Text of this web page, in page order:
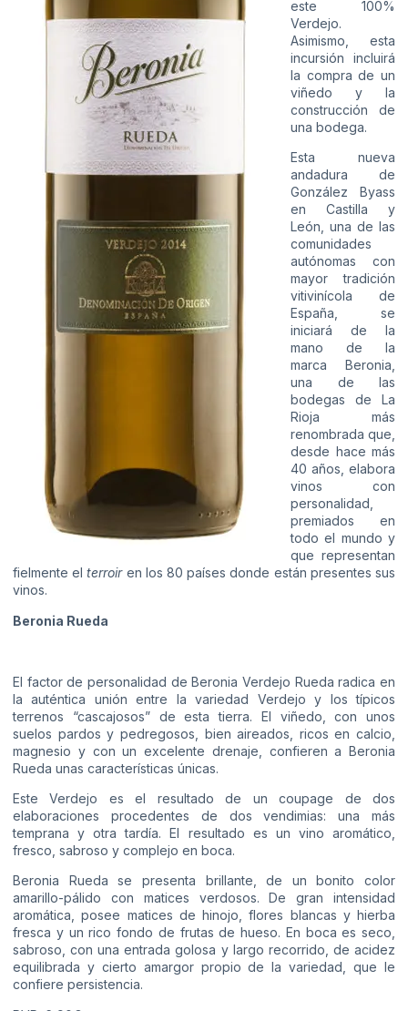
este 100%
Verdejo.
Asimismo, esta
incursión incluirá
la compra de un
viñedo y la
construcción de
una bodega.
Esta nueva
andadura de
González Byass
en Castilla y
León, una de las
comunidades
autónomas con
mayor tradición
vitivinícola de
España, se
iniciará de la
mano de la
marca Beronia,
una de las
bodegas de La
Rioja más
renombrada que,
desde hace más
40 años, elabora
vinos con
personalidad,
premiados en
todo el mundo y
que representan
fielmente elterroiren los 80 países donde están presentes sus
vinos.
Beronia Rueda
El factor de personalidad de Beronia Verdejo Rueda radica en
la auténtica unión entre la variedad Verdejo y los típicos
terrenos “cascajosos” de esta tierra. El viñedo, con unos
suelos pardos y pedregosos, bien aireados, ricos en calcio,
magnesio y con un excelente drenaje, confieren a Beronia
Rueda unas características únicas.
Este Verdejo es el resultado de un coupage de dos
elaboraciones procedentes de dos vendimias: una más
temprana y otra tardía. El resultado es un vino aromático,
fresco, sabroso y complejo en boca.
Beronia Rueda se presenta brillante, de un bonito color
amarillo-pálido con matices verdosos. De gran intensidad
aromática, posee matices de hinojo, flores blancas y hierba
fresca y un rico fondo de frutas de hueso. En boca es seco,
sabroso, con una entrada golosa y largo recorrido, de acidez
equilibrada y cierto amargor propio de la variedad, que le
confiere persistencia.